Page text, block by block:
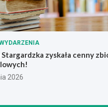
Stargardzka zyskała cenny
2026